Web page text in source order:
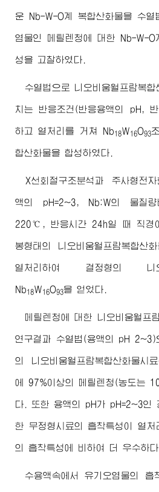
운 Nb-W-O계 복합산화물을 수열
염물인 메틸렌청에 대한 Nb-W-O
성을 고찰하였다.
수열법으로 니오비움월프람복합
치는 반응조건(반응용액의 pH,
하고 열처리를 거쳐 Nb18W16O93
합산화물을 합성하였다.
X선회절구조분석과 주사형전
액의 pH=2~3, Nb:W의 물질
220℃, 반응시간 24h일 때 직경
봉형태의 니오비움월프람복합
열처리하여 결정형의 니오비
Nb18W16O93을 얻었다.
메틸렌청에 대한 니오비움월프
연구결과 수열법(용액의 pH 2~3)
의 니오비움월프람복합산화물시
에 97%이상의 메틸렌청(농도는
다. 또한 용액의 pH가 pH=2~3인
한 무정형시료의 흡착특성이 열
의 흡착특성에 비하여 더 우수하다
수용액속에서 유기오염물의 흡